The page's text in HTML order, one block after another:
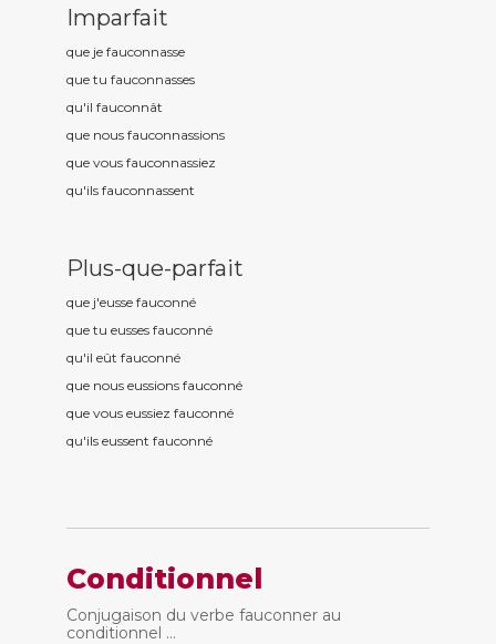
Imparfait
que je fauconnasse
que tu fauconnasses
qu'il fauconnât
que nous fauconnassions
que vous fauconnassiez
qu'ils fauconnassent
Plus-que-parfait
que j'eusse fauconné
que tu eusses fauconné
qu'il eût fauconné
que nous eussions fauconné
que vous eussiez fauconné
qu'ils eussent fauconné
Conditionnel
Conjugaison du verbe fauconner au
conditionnel ...